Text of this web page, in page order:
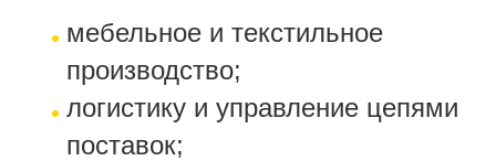
мебельное и текстильное
производство;
логистику и управление цепями
поставок;